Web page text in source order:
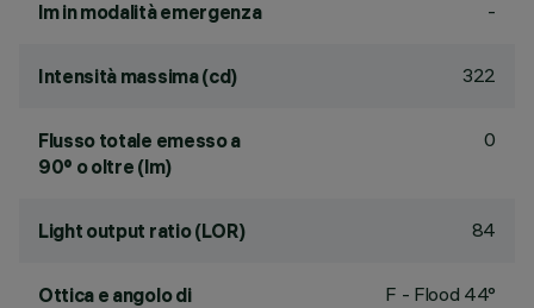
lm in modalità emergenza -
Intensità massima (cd) 322
Flusso totale emesso a
90° o oltre (lm)
0
Light output ratio (LOR) 84
Ottica e angolo di
F - Flood 44°